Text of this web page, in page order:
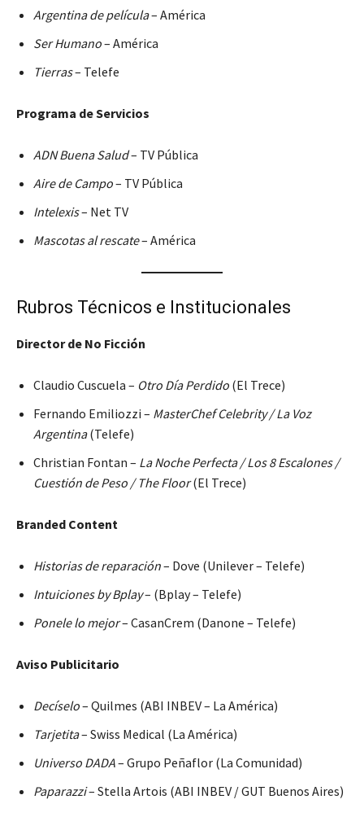
Argentina de película– América
Ser Humano– América
Tierras– Telefe
Programa de Servicios
ADN Buena Salud– TV Pública
Aire de Campo– TV Pública
Intelexis– Net TV
Mascotas al rescate– América
Rubros Técnicos e Institucionales
Director de No Ficción
Claudio Cuscuela – Otro Día Perdido (El Trece)
Fernando Emiliozzi – MasterChef Celebrity / La Voz
Argentina(Telefe)
Christian Fontan – La Noche Perfecta / Los 8 Escalones /
Cuestión de Peso / The Floor(El Trece)
Branded Content
Historias de reparación– Dove (Unilever – Telefe)
Intuiciones by Bplay– (Bplay – Telefe)
Ponele lo mejor– CasanCrem (Danone – Telefe)
Aviso Publicitario
Decíselo– Quilmes (ABI INBEV – La América)
Tarjetita– Swiss Medical (La América)
Universo DADA– Grupo Peñaflor (La Comunidad)
Paparazzi– Stella Artois (ABI INBEV / GUT Buenos Aires)